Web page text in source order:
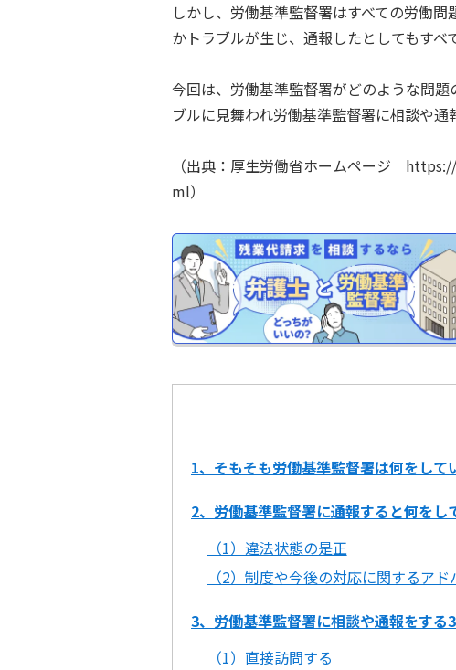
しかし、労働基準監督署はすべての労働
かトラブルが生じ、通報したとしてもすべ
今回は、労働基準監督署がどのような問
ブルに見舞われ労働基準監督署に相談や通
（出典：厚生労働省ホームページ
ml）
1、そもそも労働基準監督署は何をして
2、労働基準監督署に通報すると何をし
（1）違法状態の是正
（2）制度や今後の対応に関するアド
3、労働基準監督署に相談や通報をする
（1）直接訪問する